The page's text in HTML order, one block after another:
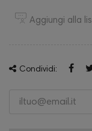
Aggiungi alla
Condividi: